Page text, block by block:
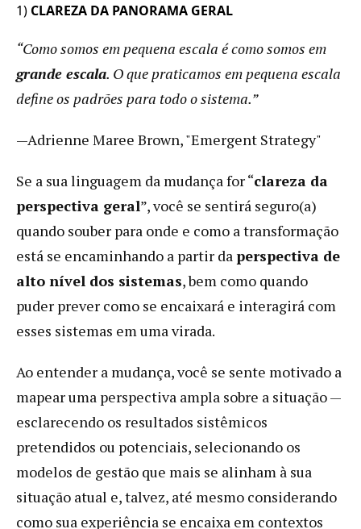
1) CLAREZA DA PANORAMA GERAL
“Como somos em pequena escala é como somos em
grande escala. O que praticamos em pequena escala
define os padrões para todo o sistema.”
—Adrienne Maree Brown, "Emergent Strategy"
Se a sua linguagem da mudança for “clareza da
perspectiva geral”, você se sentirá seguro(a)
quando souber para onde e como a transformação
está se encaminhando a partir da perspectiva de
alto nível dos sistemas, bem como quando
puder prever como se encaixará e interagirá com
esses sistemas em uma virada.
Ao entender a mudança, você se sente motivado a
mapear uma perspectiva ampla sobre a situação —
esclarecendo os resultados sistêmicos
pretendidos ou potenciais, selecionando os
modelos de gestão que mais se alinham à sua
situação atual e, talvez, até mesmo considerando
como sua experiência se encaixa em contextos